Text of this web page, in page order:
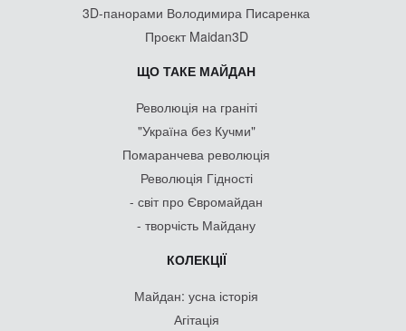
3D-панорами Володимира Писаренка
Проєкт Maidan3D
ЩО ТАКЕ МАЙДАН
Революція на граніті
"Україна без Кучми"
Помаранчева революція
Революція Гідності
- світ про Євромайдан
- творчість Майдану
КОЛЕКЦІЇ
Майдан: усна історія
Агітація